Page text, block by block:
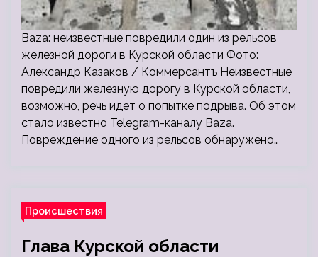
Baza: неизвестные повредили один из рельсов
железной дороги в Курской области Фото:
Александр Казаков / Коммерсантъ Неизвестные
повредили железную дорогу в Курской области,
возможно, речь идет о попытке подрыва. Об этом
стало известно Telegram-каналу Baza.
Повреждение одного из рельсов обнаружено…
Происшествия
Глава Курской области